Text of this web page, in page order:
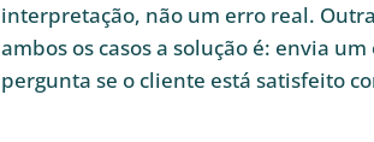
interpretação, não um erro real.
ambos os casos a solução é: envia
pergunta se o cliente está satisfeito